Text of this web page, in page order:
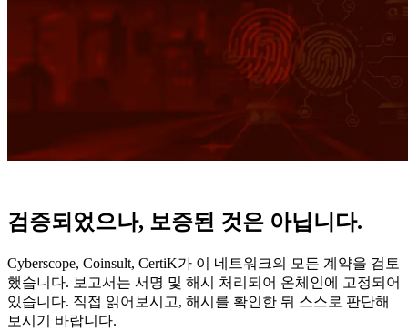
검증되었으나, 보증된 것은 아닙니다.
Cyberscope, Coinsult, CertiK가 이 네트워크의 모든 계약을 검토
했습니다. 보고서는 서명 및 해시 처리되어 온체인에 고정되어
있습니다. 직접 읽어보시고, 해시를 확인한 뒤 스스로 판단해
보시기 바랍니다.